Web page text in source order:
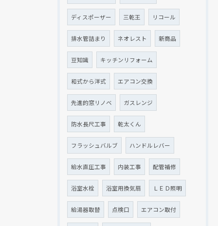
ディスポーザー 三乾王 リコール
排水管詰まり ネオレスト 新商品
豆知識 キッチンリフォーム
和式から洋式 エアコン交換
先進的窓リノベ ガスレンジ
防水長尺工事 乾太くん
フラッシュバルブ ハンドルレバー
給水直圧工事 内装工事 配管補修
浴室水栓 浴室用換気扇 ＬＥＤ照明
給湯器取替 点検口 エアコン取付